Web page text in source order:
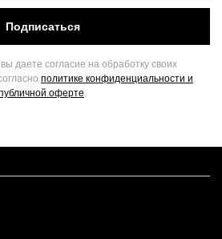
Подписаться
даете согласие на обработку своих
политике конфиденциальности и
оферте.